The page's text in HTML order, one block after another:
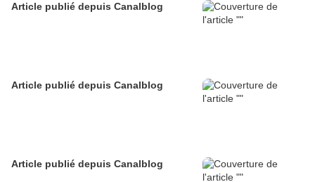
Article publié depuis Canalblog
Article publié depuis Canalblog
Article publié depuis Canalblog